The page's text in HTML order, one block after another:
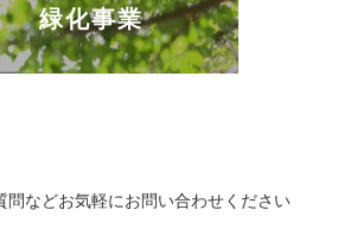
緑化事業
問などお気軽にお問い合わせください